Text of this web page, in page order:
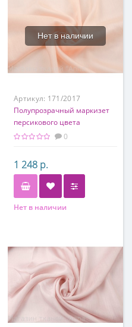
Нет в наличии
Артикул: 171/2017
Полупрозрачный маркизет
персикового цвета
0
1 248 р.
Нет в наличии